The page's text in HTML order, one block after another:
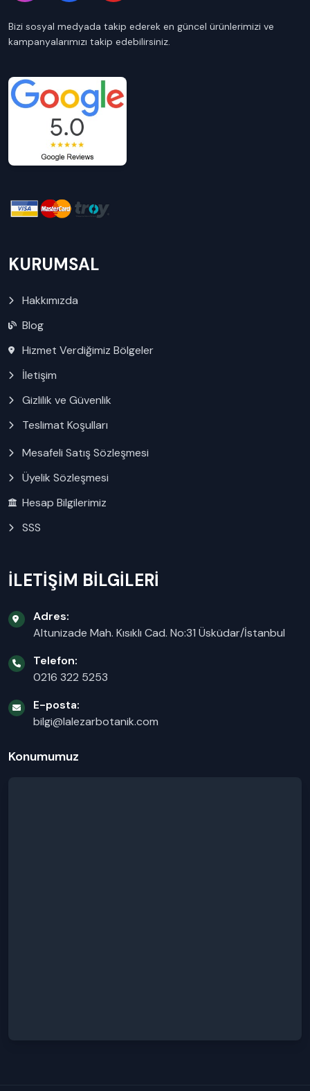
Bizi sosyal medyada takip ederek en güncel ürünlerimizi ve
kampanyalarımızı takip edebilirsiniz.
KURUMSAL
Hakkımızda
Blog
Hizmet Verdiğimiz Bölgeler
İletişim
Gizlilik ve Güvenlik
Teslimat Koşulları
Mesafeli Satış Sözleşmesi
Üyelik Sözleşmesi
Hesap Bilgilerimiz
SSS
İLETİŞİM BİLGİLERİ
Adres:
Altunizade Mah. Kısıklı Cad. No:31 Üsküdar/İstanbul
Telefon:
0216 322 5253
E-posta:
bilgi@lalezarbotanik.com
Konumumuz